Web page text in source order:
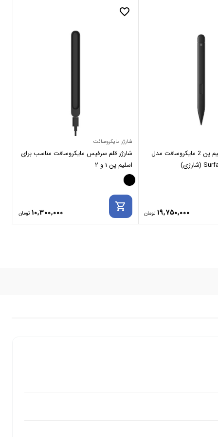
قلم سرفیس اسلیم پن 2 مایکروسافت مدل
19,750,000
favorite_border
شارژر مایکروسافت
شارژر قلم سرفیس مایکروسافت مناسب برای
اسلیم پن ۱ و ۲
10,300,000
shopping_cart